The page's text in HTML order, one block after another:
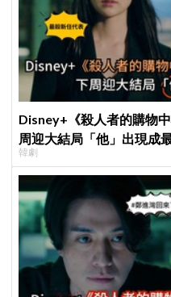
Disney+《殺人者的購物
周迎大結局「他」出現成
韓劇